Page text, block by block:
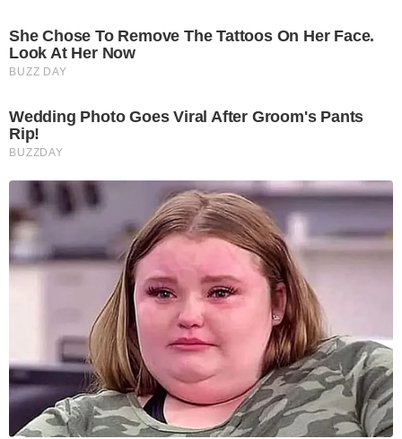
She Chose To Remove The Tattoos On Her Face.
Look At Her Now
BUZZ DAY
Wedding Photo Goes Viral After Groom's Pants
Rip!
BUZZDAY